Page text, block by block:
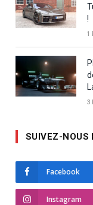
!
1
3
SUIVEZ-NOUS
Facebook
Instagram